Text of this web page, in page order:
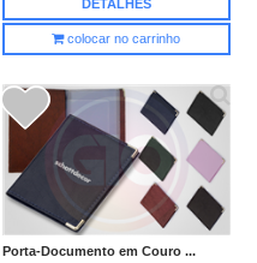
DETALHES
colocar no carrinho
Porta-Documento em Couro ...